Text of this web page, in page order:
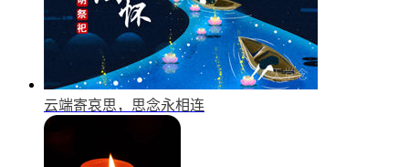
云端寄哀思，思念永相连